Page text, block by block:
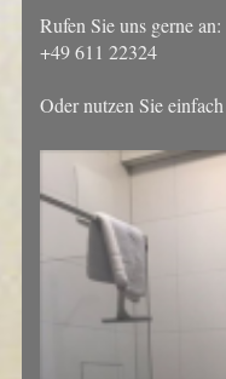
Rufen Sie uns gerne an:
+49 611 22324
Oder nutzen Sie